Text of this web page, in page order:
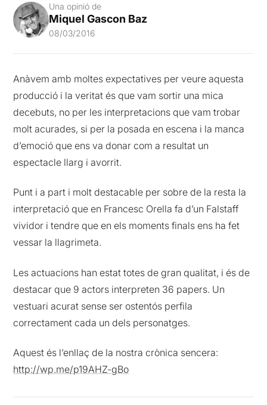
Una opinió de
Miquel Gascon Baz
08/03/2016
Anàvem amb moltes expectatives per veure aquesta
producció i la veritat és que vam sortir una mica
decebuts, no per les interpretacions que vam trobar
molt acurades, si per la posada en escena i la manca
d’emoció que ens va donar com a resultat un
espectacle llarg i avorrit.
Punt i a part i molt destacable per sobre de la resta la
interpretació que en Francesc Orella fa d’un Falstaff
vividor i tendre que en els moments finals ens ha fet
vessar la llagrimeta.
Les actuacions han estat totes de gran qualitat, i és de
destacar que 9 actors interpreten 36 papers. Un
vestuari acurat sense ser ostentós perfila
correctament cada un dels personatges.
Aquest és l’enllaç de la nostra crònica sencera:
http://wp.me/p19AHZ-gBo